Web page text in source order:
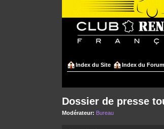
Index du Site Index du Forum
Dossier de presse
Modérateur: Bureau